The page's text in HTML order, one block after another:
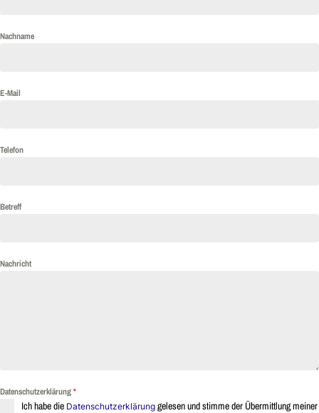
Nachname
E-Mail
Telefon
Betreff
Nachricht
Datenschutzerklärung*
Ich habe die Datenschutzerklärung gelesen und stimme der Übermittlung meiner